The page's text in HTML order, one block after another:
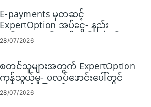
E-payments မှတဆင့်
ExpertOption အပ်ငွေ- နည်း
လမ်းများ၊ ကန့်သတ်ချက်များနှင့်
လုပ်ဆောင်ချိန်များ
28/07/2026
စတင်သူများအတွက် ExpertOption
ကုန်သွယ်မှု- ပလပ်ဖောင်းပေါ်တွင်
ကုန်သွယ်မှုပြုနည်း
28/07/2026